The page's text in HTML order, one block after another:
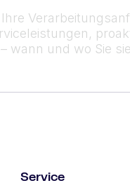
Service
wann und wo Sie